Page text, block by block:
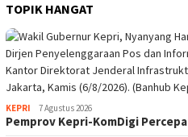
TOPIK HANGAT
KEPRI 7 Agustus 2026
Pemprov Kepri-KomDigi